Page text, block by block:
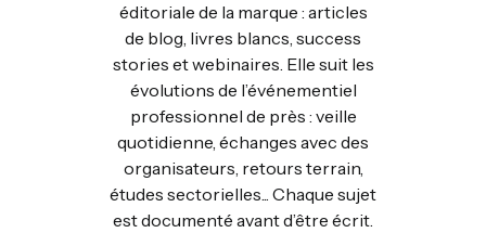
éditoriale de la marque : articles
de blog, livres blancs, success
stories et webinaires. Elle suit les
évolutions de l’événementiel
professionnel de près : veille
quotidienne, échanges avec des
organisateurs, retours terrain,
études sectorielles... Chaque sujet
est documenté avant d’être écrit.